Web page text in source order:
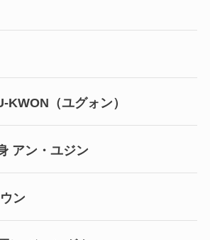
（ユグォン）
アン・ユジン
ン